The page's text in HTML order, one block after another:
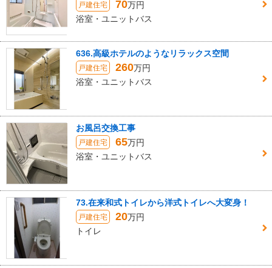
戸建住宅 70万円
浴室・ユニットバス
636.高級ホテルのようなリラックス空間
戸建住宅 260万円
浴室・ユニットバス
お風呂交換工事
戸建住宅 65万円
浴室・ユニットバス
73.在来和式トイレから洋式トイレへ大変身！
戸建住宅 20万円
トイレ